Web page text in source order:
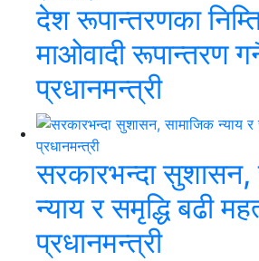
देश रूपान्तरणका
माओवादी रूपान्तरण
प्रधानमन्त्री
सरकारभन्दा सुशासन,
न्याय र समृद्धि बढी
प्रधानमन्त्री